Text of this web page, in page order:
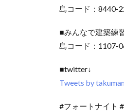
島コード：8440-
■みんなで建築練
島コード：1107-
■twitter↓
Tweets by
#フォートナイト